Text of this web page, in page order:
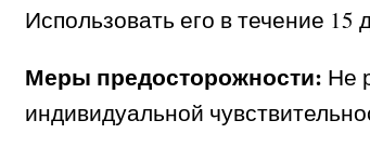
Использовать его в течение 15
Меры предосторожности: Не
индивидуальной